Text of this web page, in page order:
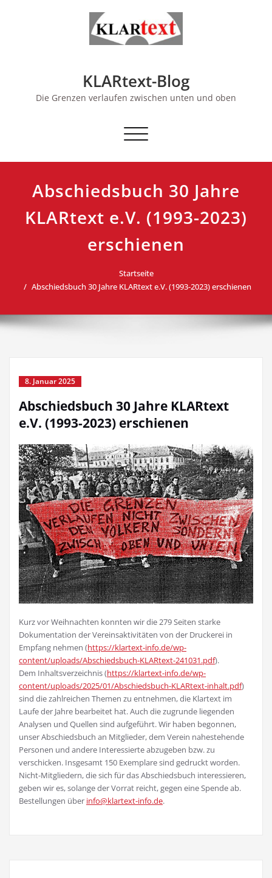
KLARtext-Blog
Die Grenzen verlaufen zwischen unten und oben
Schalte Navigation
Abschiedsbuch 30 Jahre
KLARtext e.V. (1993-2023)
erschienen
Startseite
Abschiedsbuch 30 Jahre KLARtext e.V. (1993-2023) erschienen
8. Januar 2025
Abschiedsbuch 30 Jahre KLARtext
e.V. (1993-2023) erschienen
Kurz vor Weihnachten konnten wir die 279 Seiten starke
Dokumentation der Vereinsaktivitäten von der Druckerei in
Empfang nehmen (https://klartext-info.de/wp-
content/uploads/Abschiedsbuch-KLARtext-241031.pdf).
Dem Inhaltsverzeichnis (https://klartext-info.de/wp-
content/uploads/2025/01/Abschiedsbuch-KLARtext-inhalt.pdf)
sind die zahlreichen Themen zu entnehmen, die Klartext im
Laufe der Jahre bearbeitet hat. Auch die zugrunde liegenden
Analysen und Quellen sind aufgeführt. Wir haben begonnen,
unser Abschiedsbuch an Mitglieder, dem Verein nahestehende
Personen und andere Interessierte abzugeben bzw. zu
verschicken. Insgesamt 150 Exemplare sind gedruckt worden.
Nicht-Mitgliedern, die sich für das Abschiedsbuch interessieren,
geben wir es, solange der Vorrat reicht, gegen eine Spende ab.
Bestellungen über info@klartext-info.de.